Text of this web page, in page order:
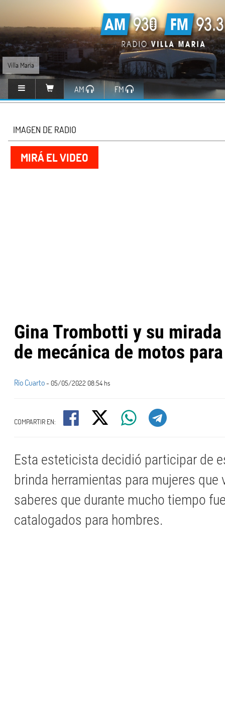
Villa María
AM FM
IMAGEN DE RADIO
MIRÁ EL VIDEO
Gina Trombotti y su
de mecánica de motos
Río Cuarto- 05/05/2022 08:54 hs
COMPARTIR EN:
Esta esteticista decidió participar de
brinda herramientas para mujeres que
saberes que durante mucho tiempo
catalogados para hombres.